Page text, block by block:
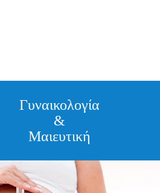
Γυναικολογία
&
Μαιευτική